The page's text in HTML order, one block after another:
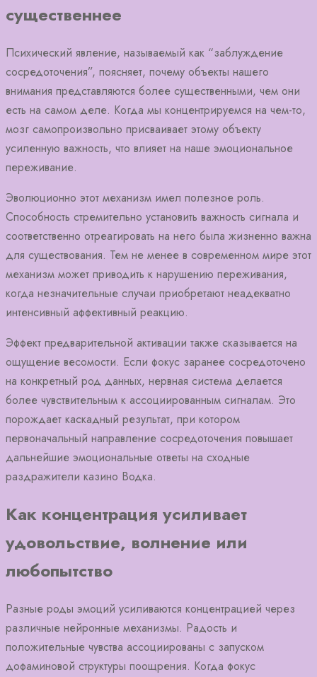
существеннее
Психический явление, называемый как “заблуждение
сосредоточения”, поясняет, почему объекты нашего
внимания представляются более существенными, чем они
есть на самом деле. Когда мы концентрируемся на чем-то,
мозг самопроизвольно присваивает этому объекту
усиленную важность, что влияет на наше эмоциональное
переживание.
Эволюционно этот механизм имел полезное роль.
Способность стремительно установить важность сигнала и
соответственно отреагировать на него была жизненно важна
для существования. Тем не менее в современном мире этот
механизм может приводить к нарушению переживания,
когда незначительные случаи приобретают неадекватно
интенсивный аффективный реакцию.
Эффект предварительной активации также сказывается на
ощущение весомости. Если фокус заранее сосредоточено
на конкретный род данных, нервная система делается
более чувствительным к ассоциированным сигналам. Это
порождает каскадный результат, при котором
первоначальный направление сосредоточения повышает
дальнейшие эмоциональные ответы на сходные
раздражители казино Водка.
Как концентрация усиливает
удовольствие, волнение или
любопытство
Разные роды эмоций усиливаются концентрацией через
различные нейронные механизмы. Радость и
положительные чувства ассоциированы с запуском
дофаминовой структуры поощрения. Когда фокус